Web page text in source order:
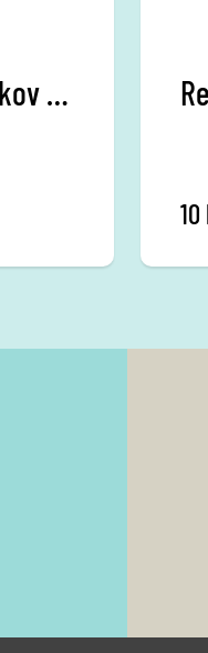
Reservdel - Alukov - Rulle
10